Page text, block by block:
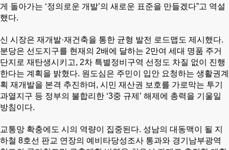
게 돌아가는 ‘정의로운 개발’의 새로운 표준을 만들겠다”고 역설
했다.
신 시장은 재개발·재건축을 통한 균형 발전 로드맵도 제시했다.
분당은 선도지구를 현재의 2배에 달하는 2만여 세대 명품 주거
단지로 재탄생시키고, 2차 특별정비구역 선정도 차질 없이 진행
한다는 계획을 밝혔다. 원도심은 주민이 입안 요청하는 생활권계
획 재개발을 본격 추진하며, 시민 재산권 보호를 가로막는 투기
과열지구 등 정부의 불합리한 ‘3중 규제’ 해제에 총력을 기울일
방침이다.
교통망 확충에도 시의 역량이 집중된다. 성남의 대동맥이 될 지
하철 8호선 판교 연장의 예비타당성조사 통과와 경기남부광역